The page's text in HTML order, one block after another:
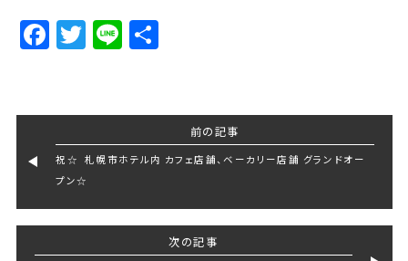
Facebook
Twitter
LineShare
前の記事
祝☆ 札幌市ホテル内 カフェ店舗、ベーカリー店舗 グランドオー
プン☆
次の記事